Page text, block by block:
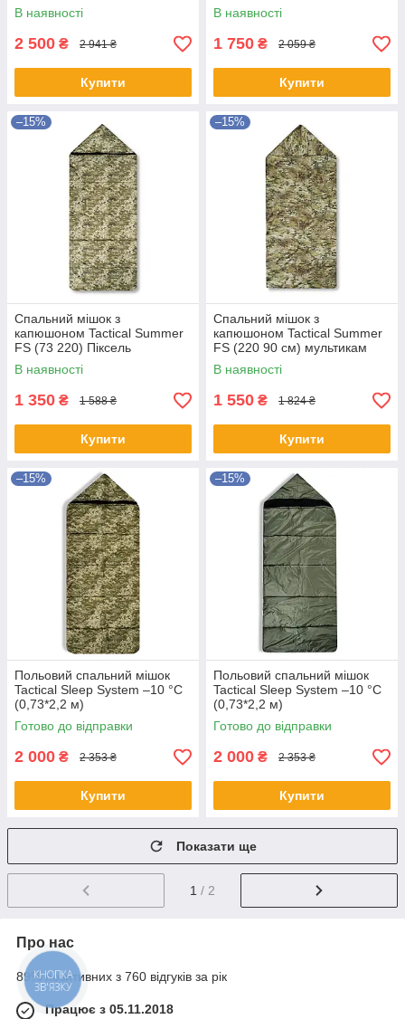
В наявності
2 500 ₴ 2 941 ₴
Купити
В наявності
1 750 ₴ 2 059 ₴
Купити
–15%
Спальний мішок з
капюшоном Tactical Summer
FS (73 220) Піксель
В наявності
1 350 ₴ 1 588 ₴
Купити
–15%
Спальний мішок з
капюшоном Tactical Summer
FS (220 90 см) мультикам
В наявності
1 550 ₴ 1 824 ₴
Купити
–15%
Польовий спальний мішок
Tactical Sleep System –10 °C
(0,73*2,2 м)
Готово до відправки
2 000 ₴ 2 353 ₴
Купити
–15%
Польовий спальний мішок
Tactical Sleep System –10 °C
(0,73*2,2 м)
Готово до відправки
2 000 ₴ 2 353 ₴
Купити
Показати ще
1 / 2
Про нас
89% позитивних з 760 відгуків за рік
Працює з 05.11.2018
КНОПКА
ЗВ'ЯЗКУ